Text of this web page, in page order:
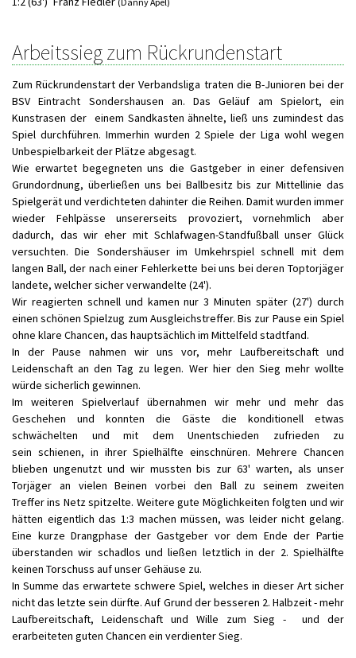
Arbeitssieg zum Rückrundenstart
Zum Rückrundenstart der Verbandsliga traten die B-Junioren bei der
BSV Eintracht Sondershausen an. Das Geläuf am Spielort, ein
Kunstrasen der einem Sandkasten ähnelte, ließ uns zumindest das
Spiel durchführen. Immerhin wurden 2 Spiele der Liga wohl wegen
Unbespielbarkeit der Plätze abgesagt.
Wie erwartet begegneten uns die Gastgeber in einer defensiven
Grundordnung, überließen uns bei Ballbesitz bis zur Mittellinie das
Spielgerät und verdichteten dahinter die Reihen. Damit wurden immer
wieder Fehlpässe unsererseits provoziert, vornehmlich aber
dadurch, das wir eher mit Schlafwagen-Standfußball unser Glück
versuchten. Die Sondershäuser im Umkehrspiel schnell mit dem
langen Ball, der nach einer Fehlerkette bei uns bei deren Toptorjäger
landete, welcher sicher verwandelte (24').
Wir reagierten schnell und kamen nur 3 Minuten später (27') durch
einen schönen Spielzug zum Ausgleichstreffer. Bis zur Pause ein Spiel
ohne klare Chancen, das hauptsächlich im Mittelfeld stadtfand.
In der Pause nahmen wir uns vor, mehr Laufbereitschaft und
Leidenschaft an den Tag zu legen. Wer hier den Sieg mehr wollte
würde sicherlich gewinnen.
Im weiteren Spielverlauf übernahmen wir mehr und mehr das
Geschehen und konnten die Gäste die konditionell etwas
schwächelten und mit dem Unentschieden zufrieden zu
sein schienen, in ihrer Spielhälfte einschnüren. Mehrere Chancen
blieben ungenutzt und wir mussten bis zur 63' warten, als unser
Torjäger an vielen Beinen vorbei den Ball zu seinem zweiten
Treffer ins Netz spitzelte. Weitere gute Möglichkeiten folgten und wir
hätten eigentlich das 1:3 machen müssen, was leider nicht gelang.
Eine kurze Drangphase der Gastgeber vor dem Ende der Partie
überstanden wir schadlos und ließen letztlich in der 2. Spielhälfte
keinen Torschuss auf unser Gehäuse zu.
In Summe das erwartete schwere Spiel, welches in dieser Art sicher
nicht das letzte sein dürfte. Auf Grund der besseren 2. Halbzeit - mehr
Laufbereitschaft, Leidenschaft und Wille zum Sieg - und der
erarbeiteten guten Chancen ein verdienter Sieg.